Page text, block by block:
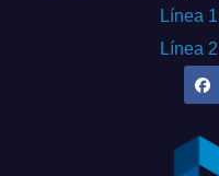
Línea
Línea